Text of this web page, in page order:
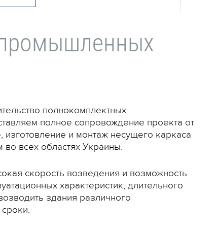
промышленных
полнокомплектных
полное сопровождение проекта от
изготовление и монтаж несущего каркаса
всех областях Украины.
скорость возведения и возможность
характеристик, длительного
здания различного